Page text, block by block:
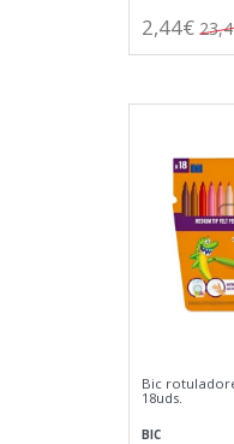
2,44€
Bic
18uds.
BIC